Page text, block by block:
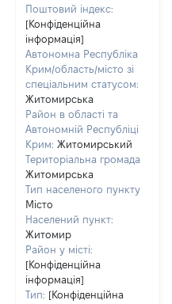
Поштовий індекс:
[Конфіденційна
інформація]
Автономна Республіка
Крим/область/місто зі
спеціальним статусом:
Житомирська
Район в області та
Автономній Республіці
Крим: Житомирський
Територіальна громада:
Житомирська
Тип населеного пункту:
Місто
Населений пункт:
Житомир
Район у місті:
[Конфіденційна
інформація]
Тип: [Конфіденційна